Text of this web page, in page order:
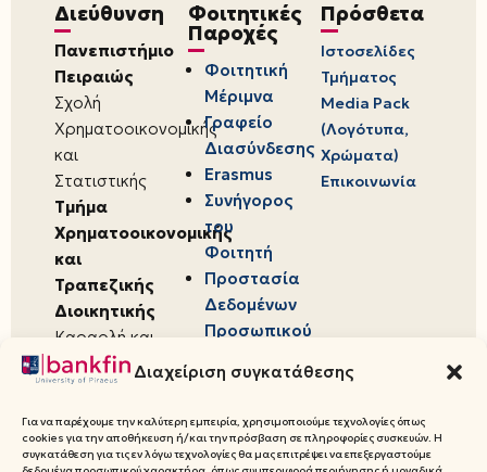
Διαχείριση συγκατάθεσης
Για να παρέχουμε την καλύτερη εμπειρία, χρησιμοποιούμε τεχνολογίες όπως
cookies για την αποθήκευση ή/και την πρόσβαση σε πληροφορίες συσκευών. Η
συγκατάθεση για τις εν λόγω τεχνολογίες θα μας επιτρέψει να επεξεργαστούμε
Διεύθυνση
Πανεπιστήμιο
Πειραιώς
Σχολή
Χρηματοοικονομικής
και
Στατιστικής
Τμήμα
Χρηματοοικονομικής
και
Τραπεζικής
Διοικητικής
Καραολή και
Δημητρίου 80,
18534,
Πειραιάς
Φοιτητικές
Παροχές
Φοιτητική
Μέριμνα
Γραφείο
Διασύνδεσης
Erasmus
Συνήγορος
του
Φοιτητή
Προστασία
Δεδομένων
Προσωπικού
Πρόσθετα
Ιστοσελίδες
Τμήματος
Media Pack
(Λογότυπα,
Χρώματα)
Επικοινωνία